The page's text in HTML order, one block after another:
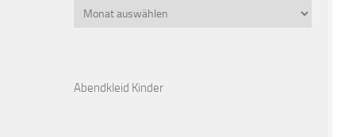
Archiv
Abendkleid Kinder